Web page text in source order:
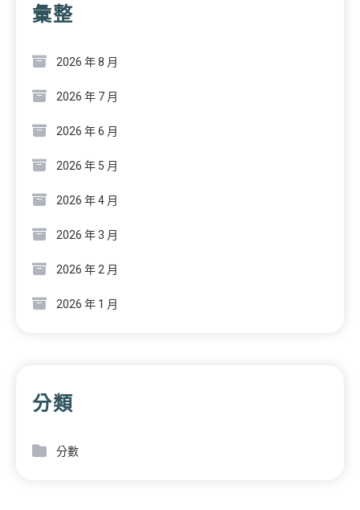
彙整
2026 年 8 月
2026 年 7 月
2026 年 6 月
2026 年 5 月
2026 年 4 月
2026 年 3 月
2026 年 2 月
2026 年 1 月
分類
分數